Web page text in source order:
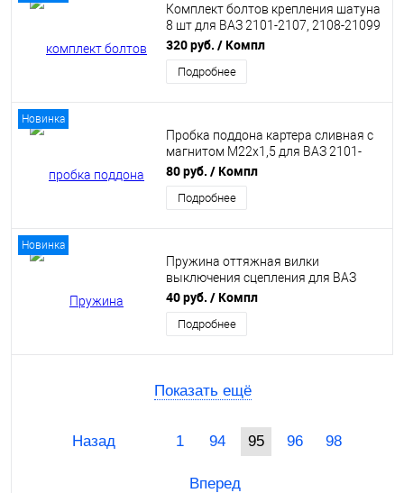
Комплект болтов крепления шатуна
8 шт для ВАЗ 2101-2107, 2108-21099
(21010-1004062-00)
320 руб. / Компл
Подробнее
Новинка
Пробка поддона картера сливная с
магнитом М22х1,5 для ВАЗ 2101-
2107, 2108-21099, 2110-2112, 2113-
2115, калина, приора
(21010240104600)
80 руб. / Компл
Подробнее
Новинка
Пружина оттяжная вилки
выключения сцепления для ВАЗ
2101-2107, 2108-21099, 2110-2112,
Лада нива (21010160215500)
40 руб. / Компл
Подробнее
Показать ещё
Назад 1 94 95 96 98
Вперед